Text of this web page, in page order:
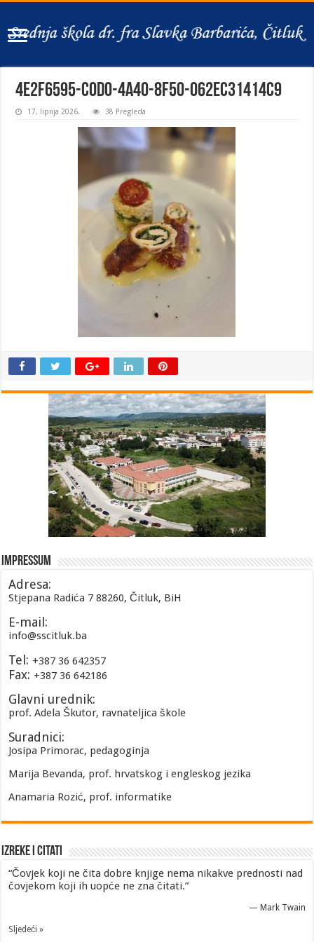
4e2f6595-c0d0-4a40-8f50-062ec31414c9
17. lipnja 2026. 38 Pregleda
Impressum
Adresa:
Stjepana Radića 7 88260, Čitluk, BiH
E-mail:
info@sscitluk.ba
Tel: +387 36 642357
Fax: +387 36 642186
Glavni urednik:
prof. Adela Škutor, ravnateljica škole
Suradnici:
Josipa Primorac, pedagoginja
Marija Bevanda, prof. hrvatskog i engleskog jezika
Anamaria Rozić, prof. informatike
Izreke i Citati
“Čovjek koji ne čita dobre knjige nema nikakve prednosti nad
čovjekom koji ih uopće ne zna čitati.”
— Mark Twain
Sljedeći »